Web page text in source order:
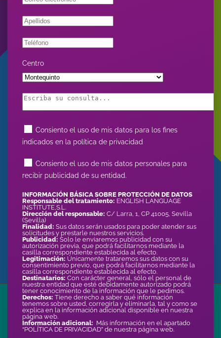
Centro
Consiento el uso de mis datos para los fines
indicados en la política de privacidad
Consiento el uso de mis datos personales para
recibir publicidad de su entidad.
INFORMACIÓN BÁSICA SOBRE PROTECCIÓN DE DATOS
Responsable del tratamiento: ENGLISH LANGUAGE
INSTITUTE,S.L.
Dirección del responsable: C/ Larra, 1, CP 41005, Sevilla
(Sevilla)
Finalidad: Sus datos serán usados para poder atender sus
solicitudes y prestarle nuestros servicios.
Publicidad: Solo le enviaremos publicidad con su
autorización previa, que podrá facilitarnos mediante la
casilla correspondiente establecida al efecto.
Legitimación: Únicamente trataremos sus datos con su
consentimiento previo, que podrá facilitarnos mediante la
casilla correspondiente establecida al efecto.
Destinatarios: Con carácter general, sólo el personal de
nuestra entidad que esté debidamente autorizado podrá
tener conocimiento de la información que le pedimos.
Derechos: Tiene derecho a saber qué información
tenemos sobre usted, corregirla y eliminarla, tal y como se
explica en la información adicional disponible en nuestra
página web.
Información adicional: Más información en el apartado
“POLÍTICA DE PRIVACIDAD” de nuestra página web.